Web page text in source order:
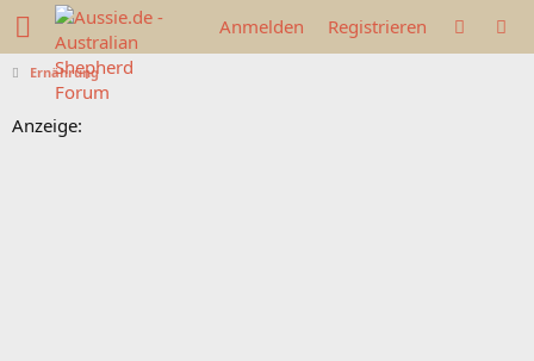
Anmelden Registrieren
Ernährung
Anzeige: